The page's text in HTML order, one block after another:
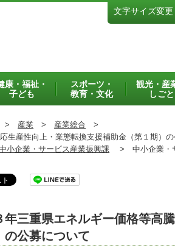
文字サイズ変更
康・福祉・
子ども
スポーツ・
教育・文化
観光・産
しごと
> 産業 > 産業総合 >
生産性向上・業態転換支援補助金（第１期）
小企業・サービス産業振興課 > 中小企業・
年三重県エネルギー価格等高
の公募について